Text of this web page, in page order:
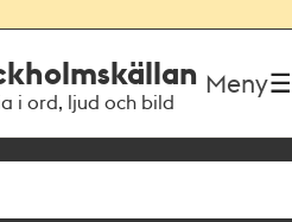
i ord, ljud och bild
Meny